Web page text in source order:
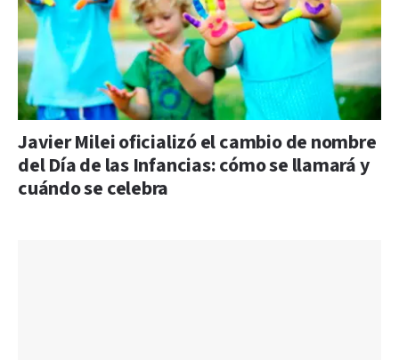
Javier Milei oficializó el cambio de nombre
del Día de las Infancias: cómo se llamará y
cuándo se celebra